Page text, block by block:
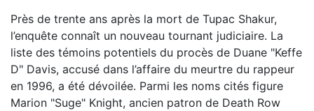
Près de trente ans après la mort de Tupac Shakur,
l’enquête connaît un nouveau tournant judiciaire. La
liste des témoins potentiels du procès de Duane "Keffe
D" Davis, accusé dans l’affaire du meurtre du rappeur
en 1996, a été dévoilée. Parmi les noms cités figure
Marion "Suge" Knight, ancien patron de Death Row